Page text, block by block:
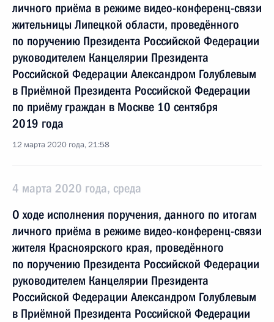
личного приёма в режиме видео-конференц-связи
жительницы Липецкой области, проведённого
по поручению Президента Российской Федерации
руководителем Канцелярии Президента
Российской Федерации Александром Голублевым
в Приёмной Президента Российской Федерации
по приёму граждан в Москве 10 сентября
2019 года
12 марта 2020 года, 21:58
4 марта 2020 года, среда
О ходе исполнения поручения, данного по итогам
личного приёма в режиме видео-конференц-связи
жителя Красноярского края, проведённого
по поручению Президента Российской Федерации
руководителем Канцелярии Президента
Российской Федерации Александром Голублевым
в Приёмной Президента Российской Федерации